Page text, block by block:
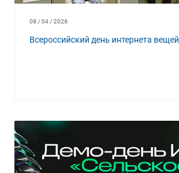
08 / 04 / 2026
Всероссийский день интернета вещей